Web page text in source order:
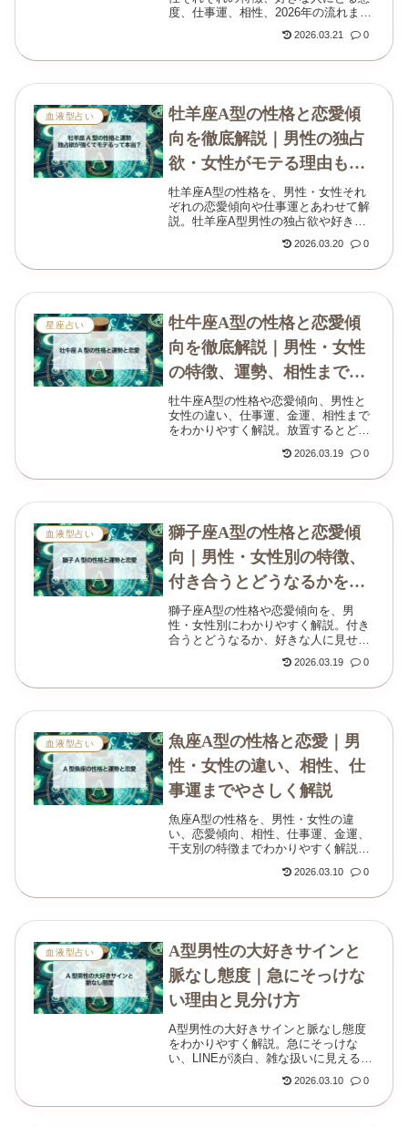
度、仕事運、相性、2026年の流れまで
しさと慎重さが同居する本音を丁寧に
2026.03.21 0
血液型占い
牡羊座A型の性格と恋愛傾
向を徹底解説｜男性の独占
欲・女性がモテる理由もわ
かる
牡羊座A型の性格を、男性・女性それ
ぞれの恋愛傾向や仕事運とあわせて解
説。牡羊座A型男性の独占欲や好きな
人に取る態度、牡羊座A型女性がモテ
る理由までわかりやすく紹介します。
2026.03.20 0
星座占い
牡牛座A型の性格と恋愛傾
向を徹底解説｜男性・女性
の特徴、運勢、相性までわ
かる
牡牛座A型の性格や恋愛傾向、男性と
女性の違い、仕事運、金運、相性まで
をわかりやすく解説。放置するとどう
2026.03.19 0
血液型占い
獅子座A型の性格と恋愛傾
向｜男性・女性別の特徴、
付き合うとどうなるかを解
説
獅子座A型の性格や恋愛傾向を、男
性・女性別にわかりやすく解説。付き
合うとどうなるか、好きな人に見せる
方まで丁寧にまとめました。
2026.03.19 0
血液型占い
魚座A型の性格と恋愛｜男
性・女性の違い、相性、仕
事運までやさしく解説
魚座A型の性格を、男性・女性の違
い、恋愛傾向、相性、仕事運、金運、
干支別の特徴までわかりやすく解説。
見抜き方も丁寧に紹介します。
2026.03.10 0
血液型占い
A型男性の大好きサインと
脈なし態度｜急にそっけな
い理由と見分け方
A型男性の大好きサインと脈なし態度
をわかりやすく解説。急にそっけな
い、LINEが淡白、雑な扱いに見えると
たときの立て直し方も紹介します。
2026.03.10 0